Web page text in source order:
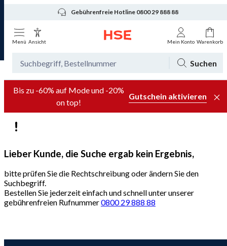
Gebührenfreie Hotline 0800 29 888 88
Menü Ansicht Mein Konto Warenkorb
Suchen
Bis zu -60% auf Mode und -20%
on top!
Gutschein aktivieren
Lieber Kunde, die Suche ergab kein Ergebnis,
bitte prüfen Sie die Rechtschreibung oder ändern Sie den
Suchbegriff.
Bestellen Sie jederzeit einfach und schnell unter unserer
gebührenfreien Rufnummer0800 29 888 88